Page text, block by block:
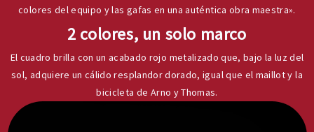
colores del equipo y las gafas en una auténtica obra maestra».
2 colores, un solo marco
El cuadro brilla con un acabado rojo metalizado que, bajo la luz del
sol, adquiere un cálido resplandor dorado, igual que el maillot y la
bicicleta de Arno y Thomas.